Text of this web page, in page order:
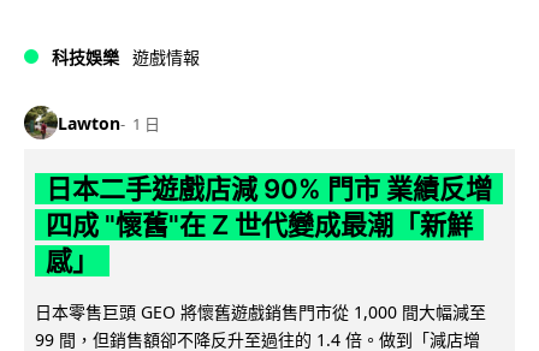
科技娛樂 遊戲情報
Lawton 1 日
日本二手遊戲店減 90% 門市 業績反增
四成 "懷舊"在 Z 世代變成最潮「新鮮
感」
日本零售巨頭 GEO 將懷舊遊戲銷售門市從 1,000 間大幅減至
99 間，但銷售額卻不降反升至過往的 1.4 倍。做到「減店增